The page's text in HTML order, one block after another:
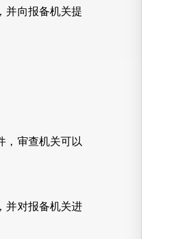
向报备机关提
审查机关可以
并对报备机关进